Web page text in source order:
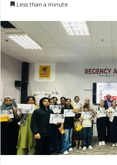
Less than a minute